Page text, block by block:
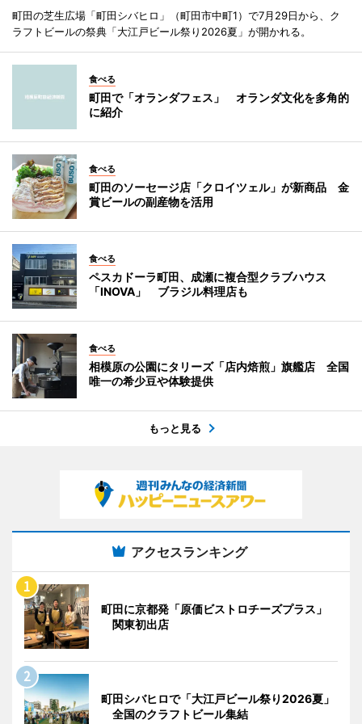
町田の芝生広場「町田シバヒロ」（町田市中町1）で7月29日から、ク
ラフトビールの祭典「大江戸ビール祭り2026夏」が開かれる。
食べる
町田で「オランダフェス」 オランダ文化を多角的
に紹介
食べる
町田のソーセージ店「クロイツェル」が新商品 金
賞ビールの副産物を活用
食べる
ペスカドーラ町田、成瀬に複合型クラブハウス
「INOVA」 ブラジル料理店も
食べる
相模原の公園にタリーズ「店内焙煎」旗艦店 全国
唯一の希少豆や体験提供
もっと見る
アクセスランキング
町田に京都発「原価ビストロチーズプラス」
関東初出店
町田シバヒロで「大江戸ビール祭り2026夏」
全国のクラフトビール集結